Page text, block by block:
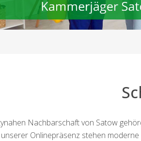
Nachbarschaft von Satow
Onlinepräsenz stehen